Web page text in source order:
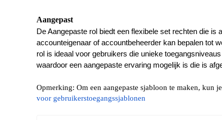
Aangepast
De Aangepaste rol biedt een flexibele set rechten die
accounteigenaar of accountbeheerder kan bepalen tot
rol is ideaal voor gebruikers die unieke
waardoor een aangepaste ervaring mogelijk is die is
Opmerking: Om een aangepaste sjabloon te maken, kun
voor gebruikerstoegangssjablonen